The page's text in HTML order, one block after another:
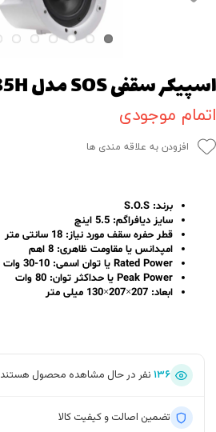
اسپیکر سقفی SOS مدل SP385H
اتمام موجودی
افزودن به علاقه مندی ها
برند: S.O.S
سایز دیافراگم: 5.5 اینچ
قطر حفره سقف مورد نیاز: 18 سانتی متر
امپدانس یا مقاومت ظاهری: 8 اهم
Rated Power یا توان اسمی: 10-30 وات
Peak Power یا حداکثر توان: 80 وات
ابعاد: 207×207×130 میلی متر
۱۳۶ نفر در حال مشاهده محصول هستند
تضمین اصالت و کیفیت کالا